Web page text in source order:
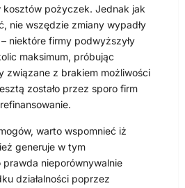
kosztów pożyczek. Jednak jak
nie wszędzie zmiany wypadły
niektóre firmy podwyższyły
maksimum, próbując
związane z brakiem możliwości
zostało przez sporo firm
warto wspomnieć iż
generuje w tym
prawda nieporównywalnie
działalności poprzez